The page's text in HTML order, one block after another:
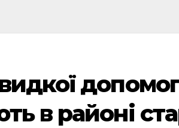
в районі